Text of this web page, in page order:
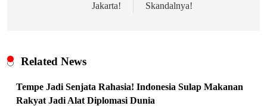
Jakarta!
Skandalnya!
Related News
Tempe Jadi Senjata Rahasia! Indonesia Sulap Makanan
Rakyat Jadi Alat Diplomasi Dunia